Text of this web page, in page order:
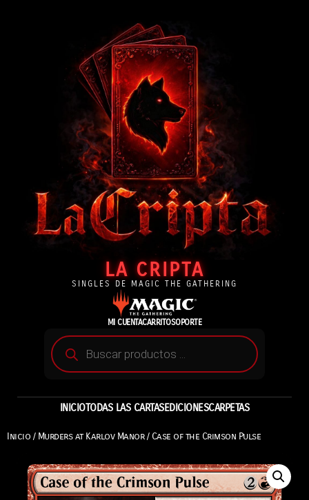
LA CRIPTA
SINGLES DE MAGIC THE GATHERING
MI CUENTACARRITOSOPORTE
INICIOTODAS LAS CARTASEDICIONESCARPETAS
Inicio / Murders at Karlov Manor/ Case of the Crimson Pulse